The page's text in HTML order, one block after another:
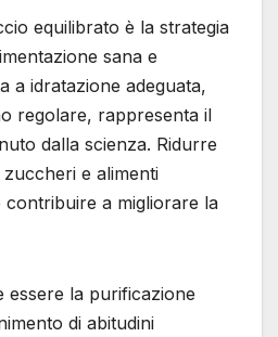
equilibrato è la strategia
sana e
a idratazione adeguata,
regolare, rappresenta il
dalla scienza. Ridurre
e alimenti
a migliorare la
essere la purificazione
di abitudini